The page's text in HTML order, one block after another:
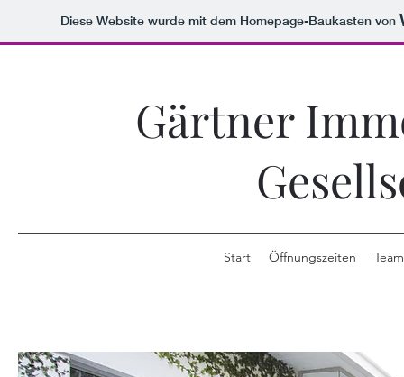
Diese Website wurde mit dem Homepage-Baukasten von
Gärtner
Start Öffnungszeiten Team